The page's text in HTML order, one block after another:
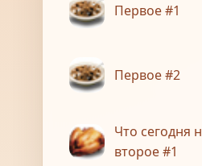
Первое #1
Первое #2
Что сегодня
второе #1